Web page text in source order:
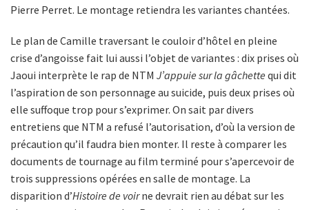
Pierre Perret. Le montage retiendra les variantes chantées.
Le plan de Camille traversant le couloir d’hôtel en pleine
crise d’angoisse fait lui aussi l’objet de variantes : dix prises où
Jaoui interprète le rap de NTM J’appuie sur la gâchette qui dit
l’aspiration de son personnage au suicide, puis deux prises où
elle suffoque trop pour s’exprimer. On sait par divers
entretiens que NTM a refusé l’autorisation, d’où la version de
précaution qu’il faudra bien monter. Il reste à comparer les
documents de tournage au film terminé pour s’apercevoir de
trois suppressions opérées en salle de montage. La
disparition d’Histoire de voirne devrait rien au débat sur les